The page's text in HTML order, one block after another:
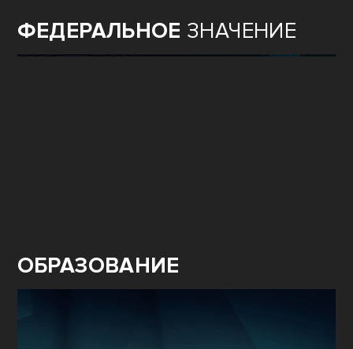
ФЕДЕРАЛЬНОЕ ЗНАЧЕНИЕ
ОБРАЗОВАНИЕ